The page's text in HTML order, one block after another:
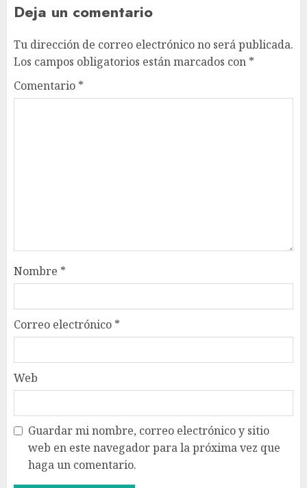
Deja un comentario
Tu dirección de correo electrónico no será publicada.
Los campos obligatorios están marcados con *
Comentario *
Nombre *
Correo electrónico *
Web
Guardar mi nombre, correo electrónico y sitio
web en este navegador para la próxima vez que
haga un comentario.